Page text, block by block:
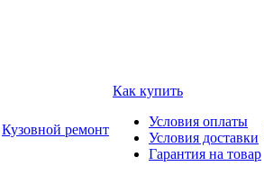
Кузовной ремонт
Как купить
Условия оплаты
Условия доставки
Гарантия на товар